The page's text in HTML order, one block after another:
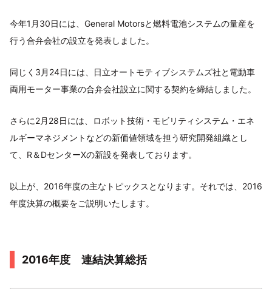
今年1月30日には、General Motorsと燃料電池システムの量産を
行う合弁会社の設立を発表しました。
同じく3月24日には、日立オートモティブシステムズ社と電動車
両用モーター事業の合弁会社設立に関する契約を締結しました。
さらに2月28日には、ロボット技術・モビリティシステム・エネ
ルギーマネジメントなどの新価値領域を担う研究開発組織とし
て、R＆DセンターXの新設を発表しております。
以上が、2016年度の主なトピックスとなります。それでは、2016
年度決算の概要をご説明いたします。
2016年度 連結決算総括